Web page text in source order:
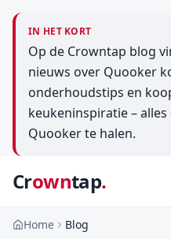
IN HET KORT
Op de Crowntap blog
nieuws over Quooker
onderhoudstips en
keukeninspiratie –
Quooker te halen.
Crowntap.
Home Blog